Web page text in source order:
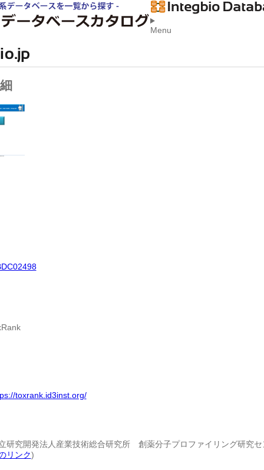
Menu
toxrank.id3inst.org/
研究開発法人産業技術総合研究所 創薬分子プロファイリング研究セ
リンク)